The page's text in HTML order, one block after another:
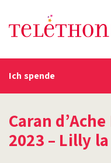
Ich spende
Caran
2023 – Lilly